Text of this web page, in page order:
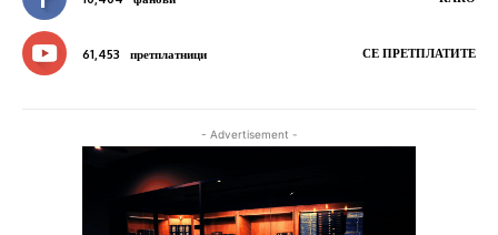
61,453 претплатници СЕ ПРЕТПЛАТИТЕ
- Advertisement -